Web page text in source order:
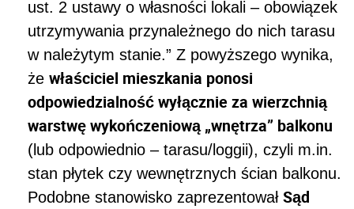
ust. 2 ustawy o własności lokali – obowiązek
utrzymywania przynależnego do nich tarasu
w należytym stanie.” Z powyższego wynika,
że właściciel mieszkania ponosi
odpowiedzialność wyłącznie za wierzchnią
warstwę wykończeniową „wnętrza” balkonu
(lub odpowiednio – tarasu/loggii), czyli m.in.
stan płytek czy wewnętrznych ścian balkonu.
Podobne stanowisko zaprezentował Sąd